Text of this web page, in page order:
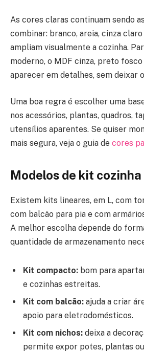
As cores claras continuam sendo
combinar: branco, areia, cinza claro
ampliam visualmente a cozinha.
moderno, o MDF cinza, preto
aparecer em detalhes, sem deixar
Uma boa regra é escolher uma
nos acessórios, plantas, quadros,
utensílios aparentes. Se quiser
mais segura, veja o guia de cores
Modelos de kit cozinha
Existem kits lineares, em L, com
com balcão para pia e com
A melhor escolha depende do
quantidade de armazenamento
Kit compacto: bom para
e cozinhas estreitas.
Kit com balcão: ajuda a criar
apoio para eletrodomésticos.
Kit com nichos: deixa a
permite expor potes, plantas